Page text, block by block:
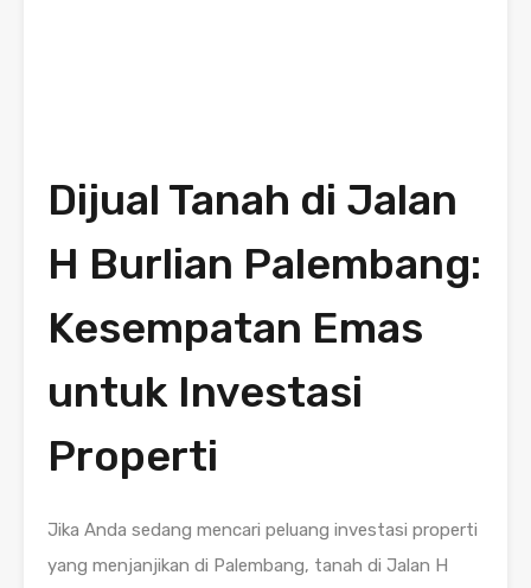
Dijual Tanah di Jalan
H Burlian Palembang:
Kesempatan Emas
untuk Investasi
Properti
Jika Anda sedang mencari peluang investasi properti
yang menjanjikan di Palembang, tanah di Jalan H